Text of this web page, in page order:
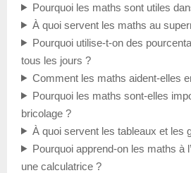
Pourquoi les maths sont utiles
À quoi servent les maths au
Pourquoi utilise-t-on des
tous les jours ?
Comment les maths aident-elles
Pourquoi les maths sont-elles
bricolage ?
À quoi servent les tableaux et les
Pourquoi apprend-on les maths à
une calculatrice ?